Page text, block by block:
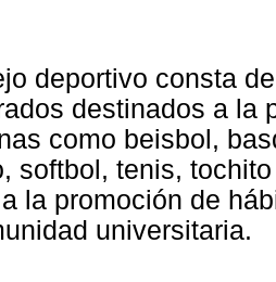
deportivo consta
destinados a la
como beisbol,
softbol, tenis,
la promoción de
universitaria.